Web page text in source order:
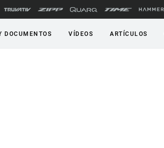
DOCUMENTOS VÍDEOS ARTÍCULOS